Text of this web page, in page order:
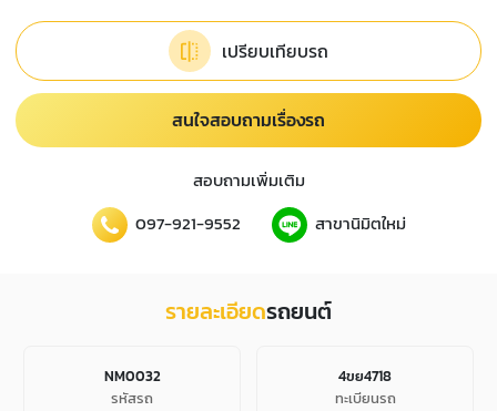
เปรียบเทียบรถ
สนใจสอบถามเรื่องรถ
สอบถามเพิ่มเติม
097-921-9552
สาขานิมิตใหม่
รายละเอียดรถยนต์
NM0032
รหัสรถ
4ขย4718
ทะเบียนรถ